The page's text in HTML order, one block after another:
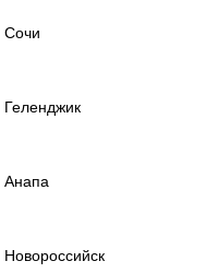
Сочи
Геленджик
Анапа
Новороссийск